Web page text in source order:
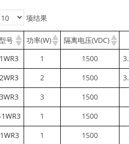
项结果
号 功率(W) 隔离电压(VDC)
1 1500
2 1500
3 1500
1WR3
1 1500
1 1500